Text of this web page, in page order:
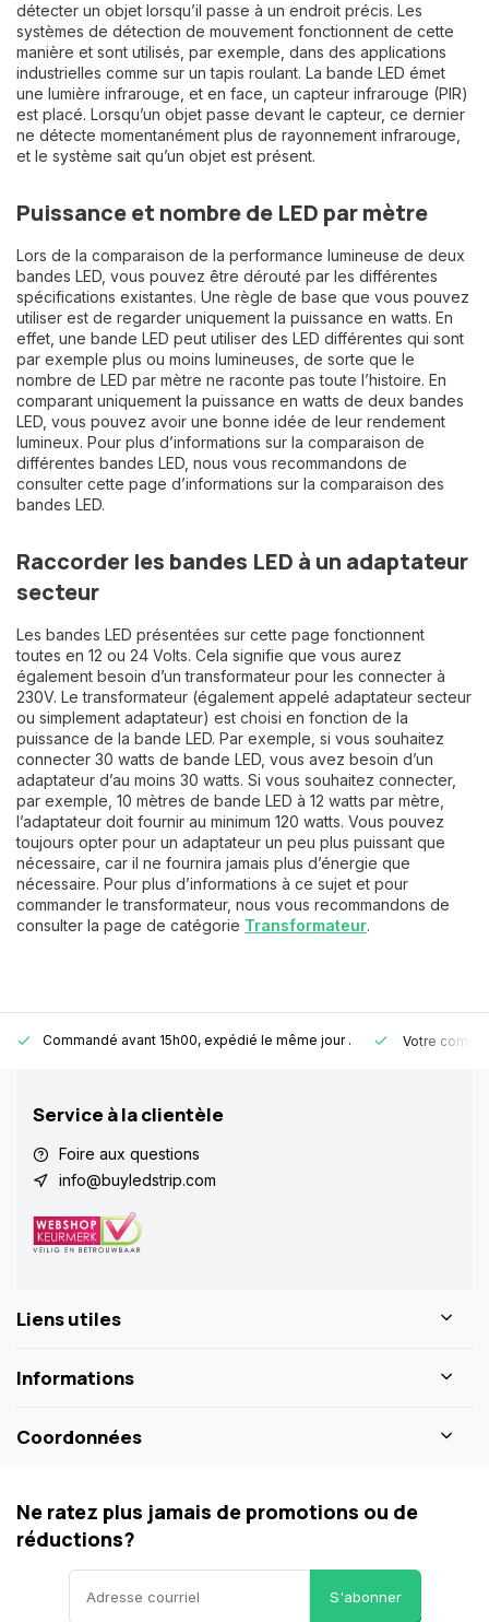
détecter un objet lorsqu’il passe à un endroit précis. Les
systèmes de détection de mouvement fonctionnent de cette
manière et sont utilisés, par exemple, dans des applications
industrielles comme sur un tapis roulant. La bande LED émet
une lumière infrarouge, et en face, un capteur infrarouge (PIR)
est placé. Lorsqu’un objet passe devant le capteur, ce dernier
ne détecte momentanément plus de rayonnement infrarouge,
et le système sait qu’un objet est présent.
Puissance et nombre de LED par mètre
Lors de la comparaison de la performance lumineuse de deux
bandes LED, vous pouvez être dérouté par les différentes
spécifications existantes. Une règle de base que vous pouvez
utiliser est de regarder uniquement la puissance en watts. En
effet, une bande LED peut utiliser des LED différentes qui sont
par exemple plus ou moins lumineuses, de sorte que le
nombre de LED par mètre ne raconte pas toute l’histoire. En
comparant uniquement la puissance en watts de deux bandes
LED, vous pouvez avoir une bonne idée de leur rendement
lumineux. Pour plus d’informations sur la comparaison de
différentes bandes LED, nous vous recommandons de
consulter cette page d’informations sur la comparaison des
bandes LED.
Raccorder les bandes LED à un adaptateur
secteur
Les bandes LED présentées sur cette page fonctionnent
toutes en 12 ou 24 Volts. Cela signifie que vous aurez
également besoin d’un transformateur pour les connecter à
230V. Le transformateur (également appelé adaptateur secteur
ou simplement adaptateur) est choisi en fonction de la
puissance de la bande LED. Par exemple, si vous souhaitez
connecter 30 watts de bande LED, vous avez besoin d’un
adaptateur d’au moins 30 watts. Si vous souhaitez connecter,
par exemple, 10 mètres de bande LED à 12 watts par mètre,
l’adaptateur doit fournir au minimum 120 watts. Vous pouvez
toujours opter pour un adaptateur un peu plus puissant que
nécessaire, car il ne fournira jamais plus d’énergie que
nécessaire. Pour plus d’informations à ce sujet et pour
commander le transformateur, nous vous recommandons de
consulter la page de catégorie Transformateur.
Commandé avant 15h00, expédié le même jour . Votre
Service à la clientèle
Foire aux questions
info@buyledstrip.com
Liens utiles
Informations
Coordonnées
Ne ratez plus jamais de promotions ou de
réductions?
S'abonner